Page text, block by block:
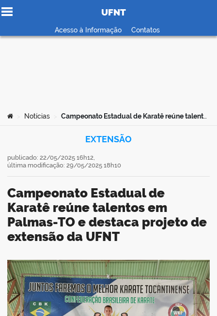
Ir para o conteúdo
UFNT
Acesso à Informação Contatos
Você está aqui:
Notícias Campeonato Estadual de Karatê reúne talentos em Palmas-TO e destaca projeto de extensão da UFNT
EXTENSÃO
Campeonato Estadual de
Karatê reúne talentos em
Palmas-TO e destaca projeto de
extensão da UFNT
publicado: 22/05/2025 16h12,
última modificação: 29/05/2025 18h10